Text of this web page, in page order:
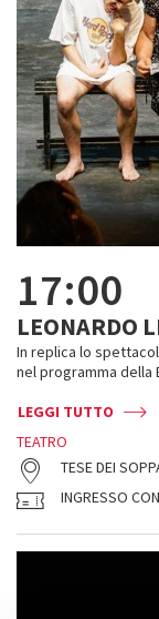
17:00
LEONARDO
In replica lo
nel programma della
LEGGI TUTTO
TEATRO
TESE DEI
INGRESSO